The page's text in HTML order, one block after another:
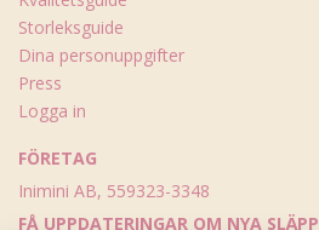
Storleksguide
Dina personuppgifter
Press
Logga in
FÖRETAG
Inimini AB, 559323-3348
FÅ UPPDATERINGAR OM NYA SLÄPP